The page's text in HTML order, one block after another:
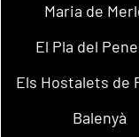
Maria de
El Pla del
Els Hostalets de
Balenyà